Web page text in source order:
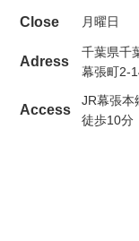
Close 月曜日
Adress
千葉県千
幕張町2-
Access
JR幕張本
徒歩10分